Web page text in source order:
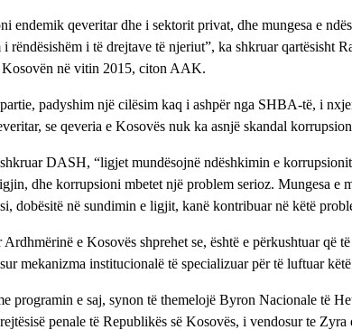
endemik qeveritar dhe i sektorit privat, dhe mungesa e
i rëndësishëm i të drejtave të njeriut”, ka shkruar qartësisht
në vitin 2015, citon AAK.
padyshim një cilësim kaq i ashpër nga SHBA-të, i
se qeveria e Kosovës nuk ka asnjë skandal
DASH, “ligjet mundësojnë ndëshkimin e
dhe korrupsioni mbetet një problem serioz. Mungesa e
dobësitë në sundimin e ligjit, kanë kontribuar në këtë
Ardhmërinë e Kosovës shprehet se, është e përkushtuar që
mekanizma institucionalë të specializuar për të luftuar
programin e saj, synon të themelojë Byron Nacionale të
penale të Republikës së Kosovës, i vendosur te